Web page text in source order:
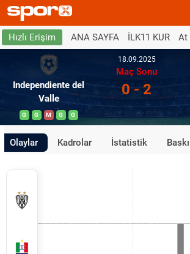
Hızlı Erişim ANA SAYFA İLK11 KUR At
Independiente del
Valle
G G M G G
18.09.2025
Maç Sonu
0 - 2
Olaylar Kadrolar İstatistik